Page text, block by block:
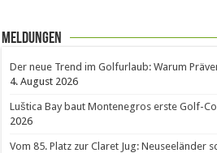
Meldungen
Der neue Trend im Golfurlaub: Warum
4. August 2026
Luštica Bay baut Montenegros erste Golf-
2026
Vom 85. Platz zur Claret Jug: Neuseeländer